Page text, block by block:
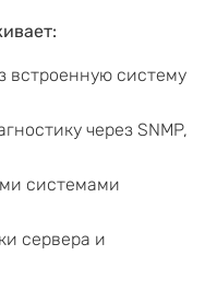
встроенную систему
через SNMP,
системами
сервера и